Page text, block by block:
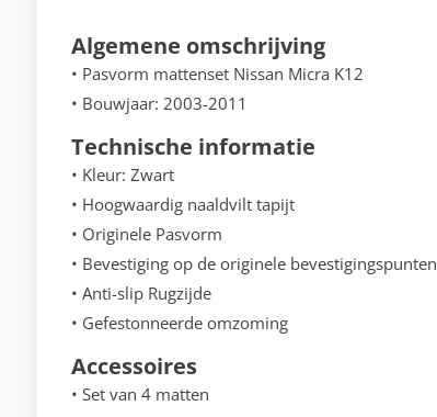
Algemene omschrijving
• Pasvorm mattenset Nissan Micra K12
• Bouwjaar: 2003-2011
Technische informatie
• Kleur: Zwart
• Hoogwaardig naaldvilt tapijt
• Originele Pasvorm
• Bevestiging op de originele bevestigingspunten
• Anti-slip Rugzijde
• Gefestonneerde omzoming
Accessoires
• Set van 4 matten